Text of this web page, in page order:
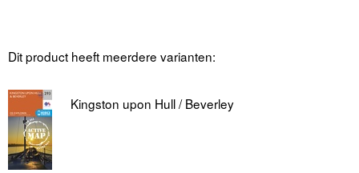
Dit product heeft meerdere varianten:
Kingston upon Hull / Beverley